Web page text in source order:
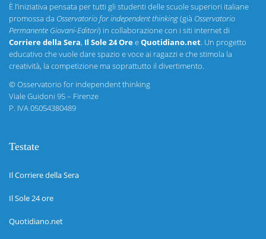
È l’iniziativa pensata per tutti gli studenti delle scuole superiori italiane
promossa da Osservatorio for independent thinking(già Osservatorio
Permanente Giovani-Editori) in collaborazione con i siti internet di
Corriere della Sera, Il Sole 24 OreeQuotidiano.net. Un progetto
educativo che vuole dare spazio e voce ai ragazzi e che stimola la
creatività, la competizione ma soprattutto il divertimento.
©Osservatorio for independent thinking
Viale Guidoni 95 – Firenze
P. IVA 05054380489
Testate
Il Corriere della Sera
Il Sole 24 ore
Quotidiano.net